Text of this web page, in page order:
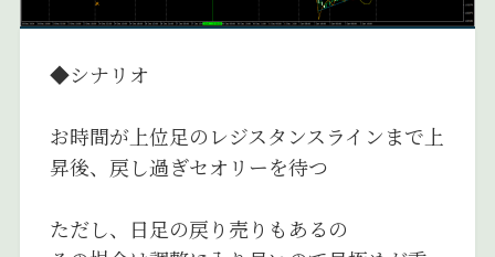
◆シナリオ
お時間が上位足のレジスタンスラインまで上
昇後、戻し過ぎセオリーを待つ
ただし、日足の戻り売りもあるの